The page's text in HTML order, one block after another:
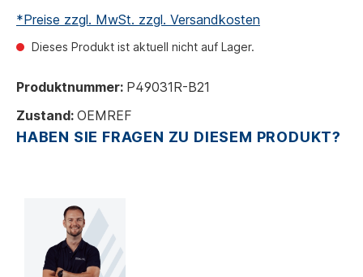
*Preise zzgl. MwSt. zzgl. Versandkosten
Dieses Produkt ist aktuell nicht auf Lager.
Produktnummer: P49031R-B21
Zustand: OEMREF
HABEN SIE FRAGEN ZU DIESEM PRODUKT?